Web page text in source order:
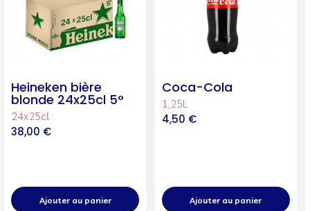
Heineken bière
blonde 24x25cl 5°
24x25cl
38,00 €
Ajouter au panier
Coca-Cola
1,25L
4,50 €
Ajouter au panier